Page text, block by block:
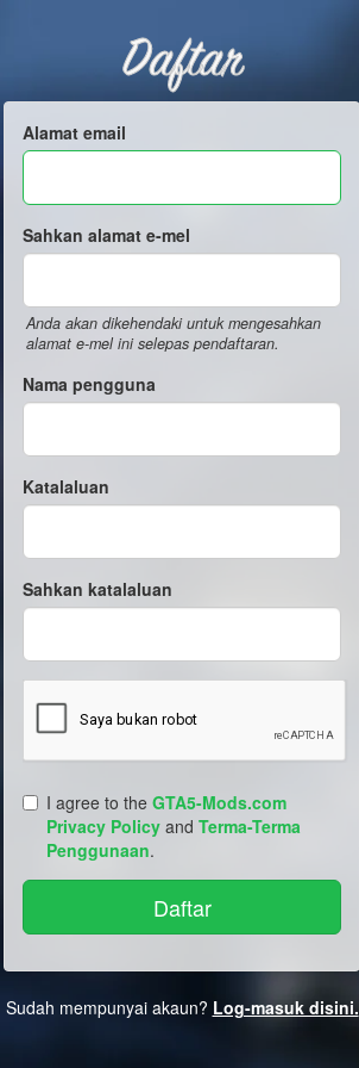
Daftar
Alamat email
Sahkan alamat e-mel
Anda akan dikehendaki untuk mengesahkan
alamat e-mel ini selepas pendaftaran.
Nama pengguna
Katalaluan
Sahkan katalaluan
I agree to the GTA5-Mods.com
Privacy Policy and Terma-Terma
Penggunaan.
Sudah mempunyai akaun? Log-masuk disini.